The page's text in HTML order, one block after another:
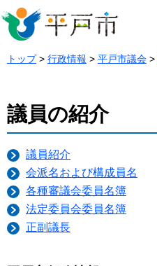
トップ> 行政情報 > 平戸市議会 >
議員の紹介
議員紹介
会派名および構成員名
各種審議会委員名簿
法定委員会委員名簿
正副議長